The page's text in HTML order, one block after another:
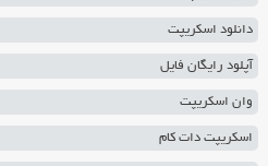
دانلود اسکریپت
آپلود رایگان فایل
وان اسکریپت
اسکریپت دات کام